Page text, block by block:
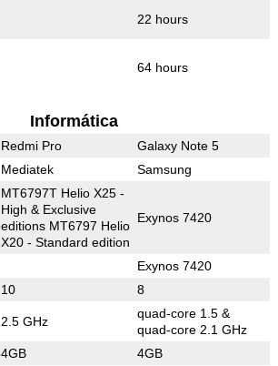
22 hours
64 hours
Informática
Redmi Pro Galaxy Note 5
Mediatek Samsung
MT6797T Helio X25 -
High & Exclusive
editions MT6797 Helio
X20 - Standard edition
Exynos 7420
Exynos 7420
10 8
2.5 GHz
quad-core 1.5 &
quad-core 2.1 GHz
4GB 4GB